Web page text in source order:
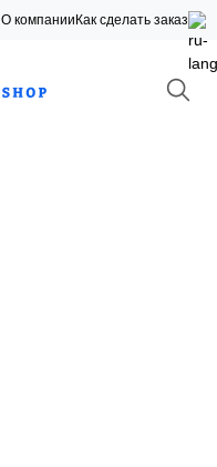
О компании Как сделать заказ